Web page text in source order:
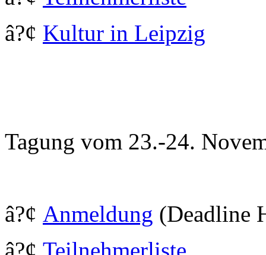
â?¢ Kultur in Leipzig
Tagung vom 23.-24.
â?¢ Anmeldung (Deadline